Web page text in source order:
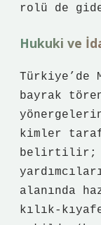
rolü de
Hukuki ve
Türkiye’de
bayrak
kimler
belirtilir;
alanında